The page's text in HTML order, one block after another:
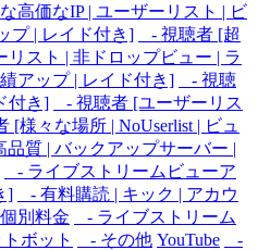
高価なIP | ユーザーリスト | ビ
プ | レイド付き]
- 視聴者 [超
リスト | 非ドロップビュー | ラ
アップ | レイド付き]
- 視聴
付き]
- 視聴者 [ユーザーリス
[様々な場所 | NoUserlist | ビュ
質 | バックアップサーバー |
- ライブストリームビューア
]
- 有料購読 | キック | アカウ
別料金
- ライブストリーム
ボット - その他 YouTube
-